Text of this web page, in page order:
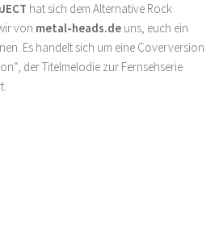
hat sich dem Alternative Rock
von metal-heads.de uns, euch ein
Es handelt sich um eine Coverversion
der Titelmelodie zur Fernsehserie